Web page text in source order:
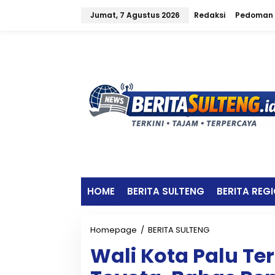
Jumat, 7 Agustus 2026 Redaksi
HOME BERITA SULTENG BERITA
Homepage / BERITA SULTENG
l
i
Wali Kota Palu